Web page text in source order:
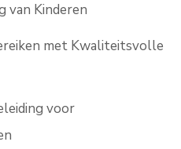
van Kinderen
met Kwaliteitsvolle
voor